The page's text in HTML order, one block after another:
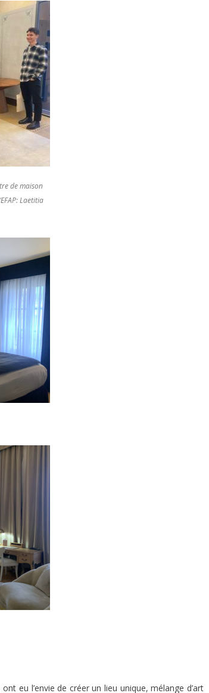
de maison
Laetitia
eu l’envie de créer un lieu unique, mélange d’art